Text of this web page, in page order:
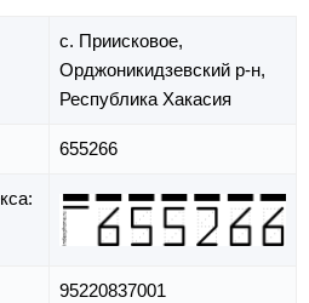
с. Приисковое,
Орджоникидзевский р-н,
Республика Хакасия
655266
95220837001